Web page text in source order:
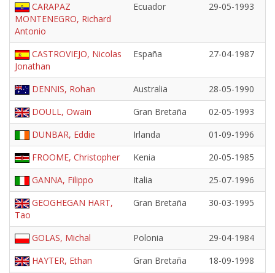
CARAPAZ
MONTENEGRO, Richard
Antonio
Ecuador 29-05-1993
CASTROVIEJO, Nicolas
Jonathan
España 27-04-1987
DENNIS, Rohan Australia
28-05-1990
DOULL, Owain
Gran Bretaña
02-05-1993
DUNBAR, Eddie
Irlanda
01-09-1996
FROOME, Christopher
Kenia
20-05-1985
GANNA, Filippo
Italia
25-07-1996
GEOGHEGAN HART,
Tao
Gran Bretaña 30-03-1995
GOLAS, Michal Polonia
29-04-1984
HAYTER, Ethan
Gran Bretaña
18-09-1998